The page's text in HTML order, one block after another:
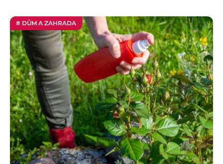
# DŮM A ZAHRADA